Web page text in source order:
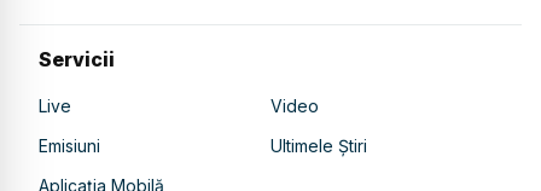
Servicii
Live
Video
Emisiuni
Ultimele Știri
Aplicația Mobilă